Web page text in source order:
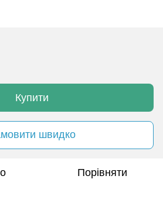
Купити
швидко
Порівняти